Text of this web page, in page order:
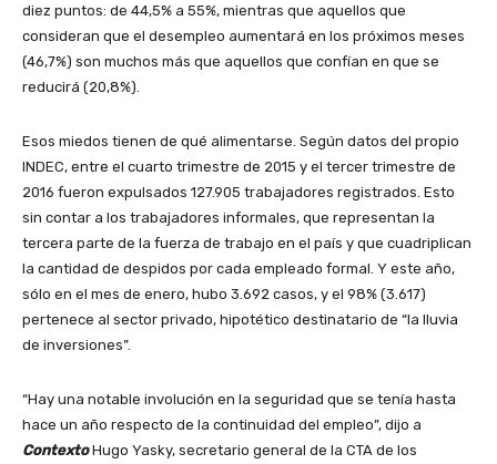
diez puntos: de 44,5% a 55%, mientras que aquellos que
consideran que el desempleo aumentará en los próximos meses
(46,7%) son muchos más que aquellos que confían en que se
reducirá (20,8%).
Esos miedos tienen de qué alimentarse. Según datos del propio
INDEC, entre el cuarto trimestre de 2015 y el tercer trimestre de
2016 fueron expulsados 127.905 trabajadores registrados. Esto
sin contar a los trabajadores informales, que representan la
tercera parte de la fuerza de trabajo en el país y que cuadriplican
la cantidad de despidos por cada empleado formal. Y este año,
sólo en el mes de enero, hubo 3.692 casos, y el 98% (3.617)
pertenece al sector privado, hipotético destinatario de “la lluvia
de inversiones”.
“Hay una notable involución en la seguridad que se tenía hasta
hace un año respecto de la continuidad del empleo”, dijo a
ContextoHugo Yasky, secretario general de la CTA de los